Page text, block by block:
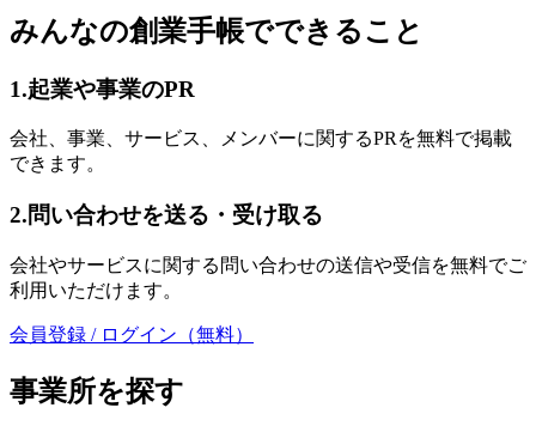
みんなの創業手帳でできること
1.起業や事業のPR
会社、事業、サービス、メンバーに関するPRを無料で掲載
できます。
2.問い合わせを送る・受け取る
会社やサービスに関する問い合わせの送信や受信を無料でご
利用いただけます。
会員登録 / ログイン（無料）
事業所を探す